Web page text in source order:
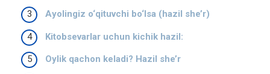
Ayolingiz o‘qituvchi bo‘lsa (hazil she’r)
Kitobsevarlar uchun kichik hazil:
Oylik qachon keladi? Hazil she’r